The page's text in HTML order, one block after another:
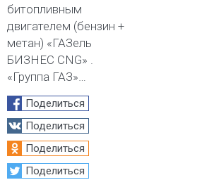
битопливным
двигателем (бензин +
метан) «ГАЗель
БИЗНЕС CNG» .
«Группа ГАЗ»…
Поделиться
Поделиться
Поделиться
Поделиться